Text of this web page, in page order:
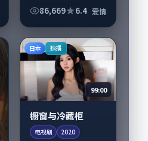
86,669
6.4 爱情
日本 独播
99:00
橱窗与冷藏柜
电视剧 2020